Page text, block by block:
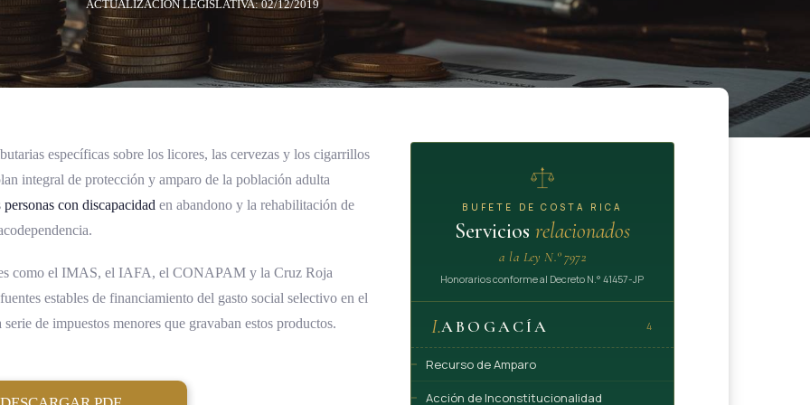
ACTUALIZACIÓN LEGISLATIVA: 02/12/2019
específicas sobre los licores, las cervezas y los cigarrillos
integral de protección y amparo de la población adulta
personas con discapacidad en abandono y la rehabilitación de
como el IMAS, el IAFA, el CONAPAM y la Cruz Roja
estables de financiamiento del gasto social selectivo en el
de impuestos menores que gravaban estos productos.
BUFETE DE COSTA RICA
Servicios relacionados
a la Ley N.° 7972
Honorarios conforme al Decreto N.° 41457-JP
I.ABOGACÍA 4
Recurso de Amparo
Acción de Inconstitucionalidad